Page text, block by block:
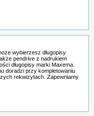
wybierzesz długopisy
pendrive z nadrukiem
długopisy marki Maxema.
doradzi przy kompletowaniu
rekwizytach. Zapewniamy